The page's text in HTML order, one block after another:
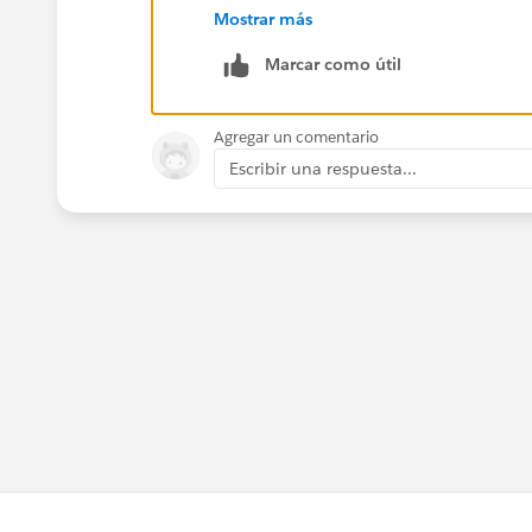
Mostrar más
Marcar como útil
Agregar un comentario
Escribir una respuesta...